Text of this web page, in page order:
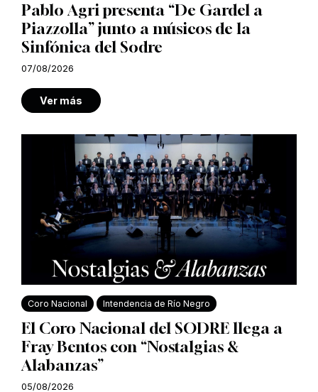
Pablo Agri presenta “De Gardel a
Piazzolla” junto a músicos de la
Sinfónica del Sodre
07/08/2026
Ver más
Coro Nacional Intendencia de Río Negro
El Coro Nacional del SODRE llega a
Fray Bentos con “Nostalgias &
Alabanzas”
05/08/2026